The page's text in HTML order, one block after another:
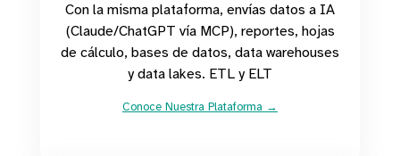
Con la misma plataforma, envías datos a IA
(Claude/ChatGPT vía MCP), reportes, hojas
de cálculo, bases de datos, data warehouses
y data lakes. ETL y ELT
Conoce Nuestra Plataforma →